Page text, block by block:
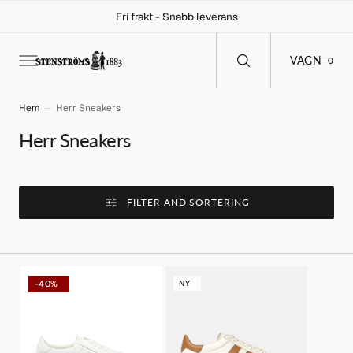
Fri frakt - Snabb leverans
VAGN 0
Hem Herr Sneakers
Collection:
Herr Sneakers
FILTER AND SORTERING
Vit
Double
-40%
Hogan
Sneaker
NY